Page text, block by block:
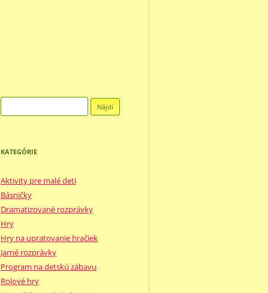
KATEGÓRIE
Aktivity pre malé deti
Básničky
Dramatizované rozprávky
Hry
Hry na upratovanie hračiek
Jarné rozprávky
Program na detskú zábavu
Rolové hry